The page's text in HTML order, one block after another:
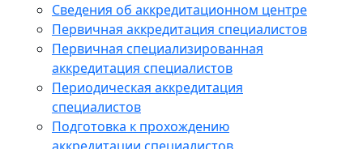
Сведения об аккредитационном центре
Первичная аккредитация специалистов
Первичная специализированная
аккредитация специалистов
Периодическая аккредитация
специалистов
Подготовка к прохождению